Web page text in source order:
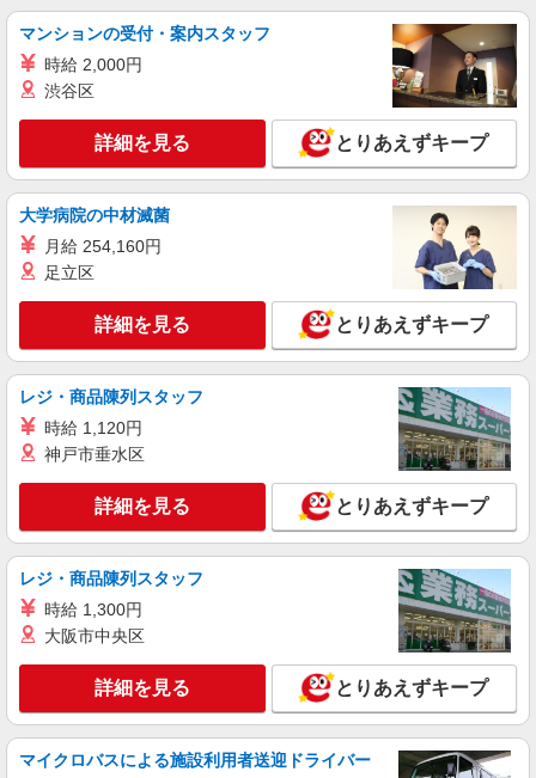
マンションの受付・案内スタッフ
時給 2,000円
渋谷区
詳細を見る とりあえずキープ
大学病院の中材滅菌
月給 254,160円
足立区
詳細を見る とりあえずキープ
レジ・商品陳列スタッフ
時給 1,120円
神戸市垂水区
詳細を見る とりあえずキープ
レジ・商品陳列スタッフ
時給 1,300円
大阪市中央区
詳細を見る とりあえずキープ
マイクロバスによる施設利用者送迎ドライバー